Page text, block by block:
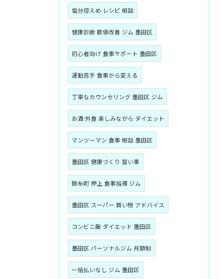
塩分控えめ レシピ 相談
健康診断 数値改善 ジム 墨田区
初心者向け 食事サポート 墨田区
運動苦手 食事から変える
丁寧なカウンセリング 墨田区 ジム
お酒 外食 楽しみながら ダイエット
マンツーマン 食事 相談 墨田区
墨田区 健康づくり 習い事
錦糸町 押上 食事指導 ジム
墨田区 スーパー 買い物 アドバイス
コンビニ飯 ダイエット 墨田区
墨田区 パーソナルジム 月額制
一括払いなし ジム 墨田区